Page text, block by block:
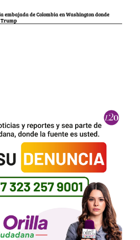
embajada de Colombia en Washington donde
Trump